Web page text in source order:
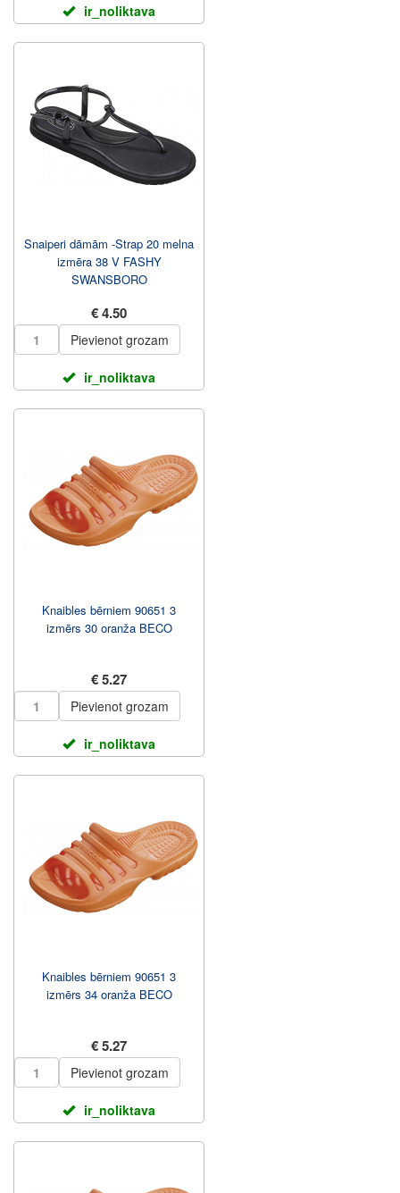
ir_noliktava
Snaiperi dāmām -Strap 20 melna
izmēra 38 V FASHY
SWANSBORO
€ 4.50
Pievienot grozam
ir_noliktava
Knaibles bērniem 90651 3
izmērs 30 oranža BECO
€ 5.27
Pievienot grozam
ir_noliktava
Knaibles bērniem 90651 3
izmērs 34 oranža BECO
€ 5.27
Pievienot grozam
ir_noliktava